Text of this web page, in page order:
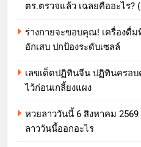
ตร.ตรวจแล้ว เฉลยคืออะไร?
ร่างกายจะขอบคุณ! เครื่องดื่
อักเสบ ปกป้องระดับเซลล์
เลขเด็ดปฏิทินจีน ปฏิทินครอบ
ไว้ก่อนเกลี้ยงแผง
หวยลาววันนี้ 6 สิงหาคม
ลาววันนี้ออกอะไร